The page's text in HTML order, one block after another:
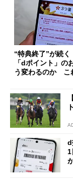
“特典終了”が続く
「dポイント」の
う変わるのか こ
d